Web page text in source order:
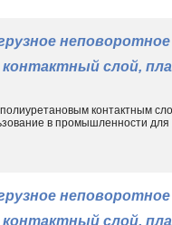
слой,
контактным
в промышленности для
слой,